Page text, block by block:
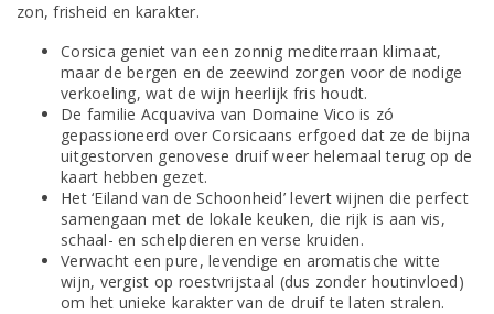
zon, frisheid en karakter.
Corsica geniet van een zonnig mediterraan klimaat,
maar de bergen en de zeewind zorgen voor de nodige
verkoeling, wat de wijn heerlijk fris houdt.
De familie Acquaviva van Domaine Vico is zó
gepassioneerd over Corsicaans erfgoed dat ze de bijna
uitgestorven genovese druif weer helemaal terug op de
kaart hebben gezet.
Het ‘Eiland van de Schoonheid’ levert wijnen die perfect
samengaan met de lokale keuken, die rijk is aan vis,
schaal- en schelpdieren en verse kruiden.
Verwacht een pure, levendige en aromatische witte
wijn, vergist op roestvrijstaal (dus zonder houtinvloed)
om het unieke karakter van de druif te laten stralen.